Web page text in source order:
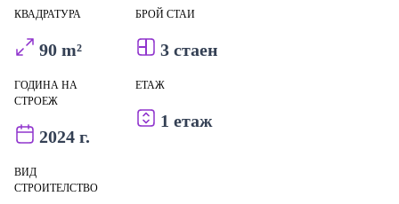
КВАДРАТУРА
90 m²
БРОЙ СТАИ
3 стаен
ГОДИНА НА
СТРОЕЖ
2024 г.
ЕТАЖ
1 етаж
ВИД
СТРОИТЕЛСТВО